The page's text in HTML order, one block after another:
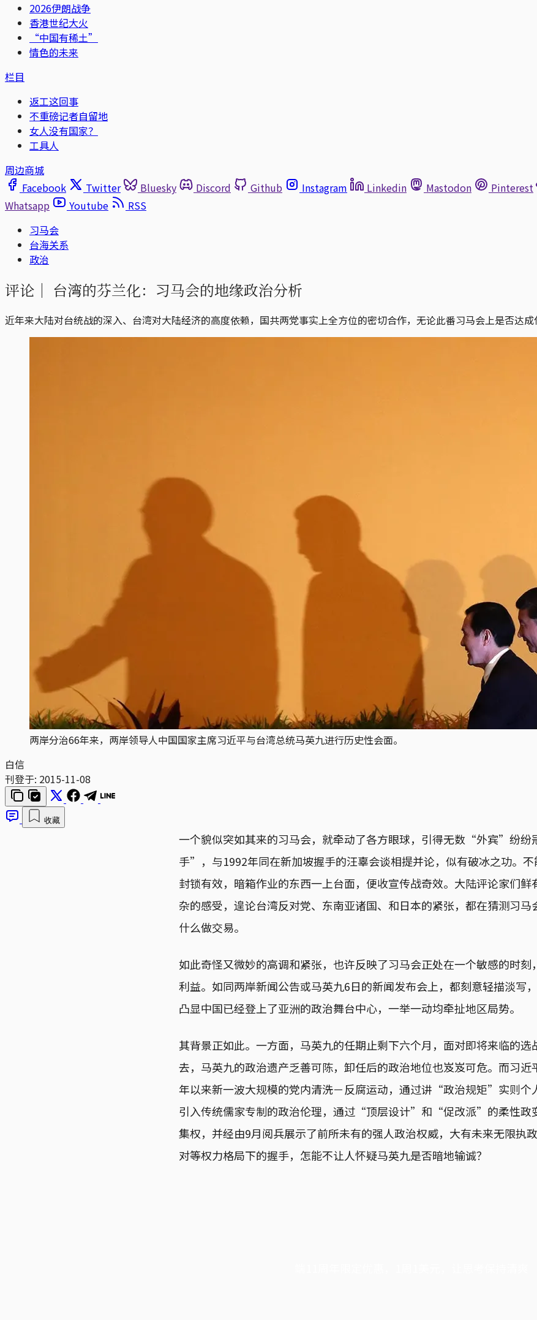
2026伊朗战争
香港世纪大火
“中国有稀土”
情色的未来
栏目
返工这回事
不重磅记者自留地
女人没有国家？
工具人
周边商城
Facebook
Twitter Bluesky Discord Github Instagram Linkedin Mastodon Pinterest
Whatsapp
Youtube
RSS
习马会
台海关系
政治
评论｜ 台湾的芬兰化：习马会的地缘政治分析
近年来大陆对台统战的深入、台湾对大陆经济的高度依赖，国共两党事实上全方位的密切合作，无论此番习马会上是否达
两岸分治66年来，两岸领导人中国国家主席习近平与台湾总统马英九进行历史性会面。
白信
刊登于: 2015-11-08
收藏
一个貌似突如其来的习马会，就牵动了各方眼球，引得无数“外宾”纷
手”，与1992年同在新加坡握手的汪辜会谈相提并论，似有破冰之功。
封锁有效，暗箱作业的东西一上台面，便收宣传战奇效。大陆评论家们鲜
杂的感受，遑论台湾反对党、东南亚诸国、和日本的紧张，都在猜测习马
什么做交易。
如此奇怪又微妙的高调和紧张，也许反映了习马会正处在一个敏感的时刻
利益。如同两岸新闻公告或马英九6日的新闻发布会上，都刻意轻描淡写，
凸显中国已经登上了亚洲的政治舞台中心，一举一动均牵扯地区局势。
其背景正如此。一方面，马英九的任期止剩下六个月，面对即将来临的选
去，马英九的政治遗产乏善可陈，卸任后的政治地位也岌岌可危。而习近
年以来新一波大规模的党内清洗－反腐运动，通过讲“政治规矩”实则个
引入传统儒家专制的政治伦理，通过“顶层设计”和“促改派”的柔性政
集权，并经由9月阅兵展示了前所未有的强人政治权威，大有未来无限执
对等权力格局下的握手，怎能不让人怀疑马英九是否暗地输诚？